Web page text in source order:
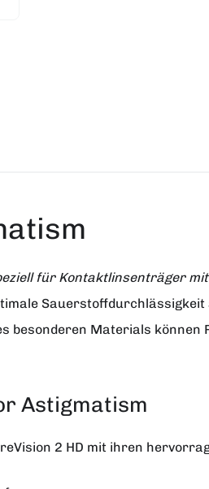
für Kontaktlinsenträger
besonderen Materials
Astigmatism
2 HD mit ihren